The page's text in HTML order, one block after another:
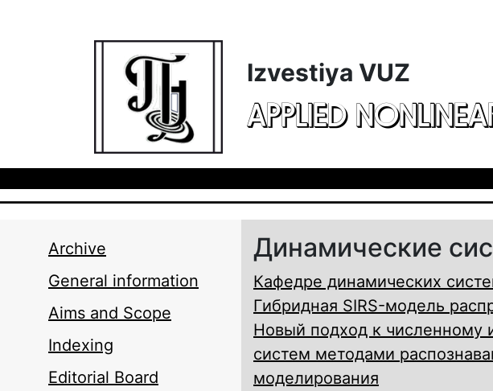
Izvestiya VUZ
APPLIED
Archive
General information
Aims and Scope
Indexing
Editorial Board
Динамические
Кафедре динамических
Гибридная SIRS-модель
Новый подход к численному
систем методами
моделирования